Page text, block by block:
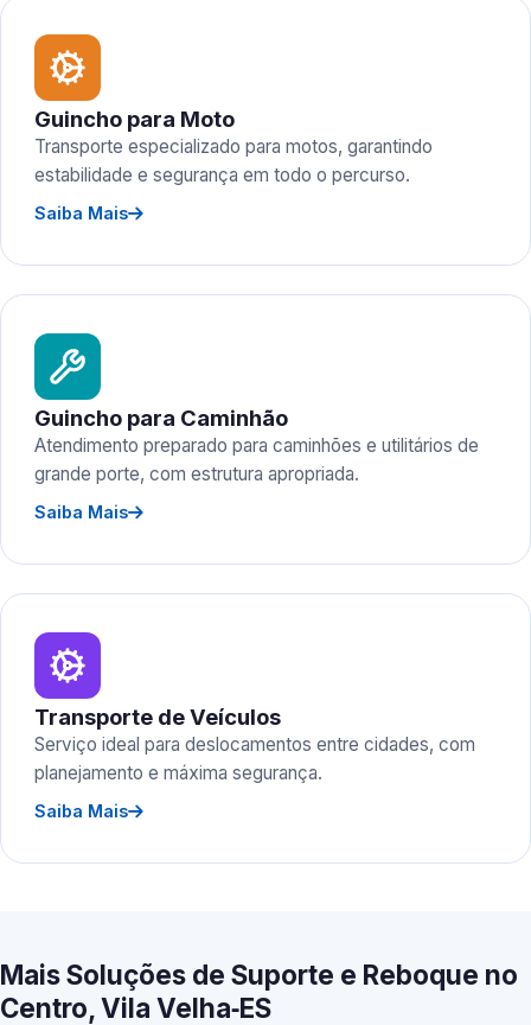
Guincho para Moto
Transporte especializado para motos, garantindo
estabilidade e segurança em todo o percurso.
Saiba Mais
Guincho para Caminhão
Atendimento preparado para caminhões e utilitários de
grande porte, com estrutura apropriada.
Saiba Mais
Transporte de Veículos
Serviço ideal para deslocamentos entre cidades, com
planejamento e máxima segurança.
Saiba Mais
Mais Soluções de Suporte e Reboque no
Centro, Vila Velha‑ES